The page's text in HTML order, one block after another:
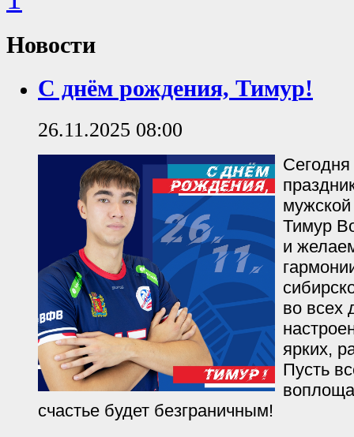
Новости
С днём рождения, Тимур!
26.11.2025 08:00
Сегодня
Тимур
и
во всех
ярких,
Пусть
счастье будет безграничным!